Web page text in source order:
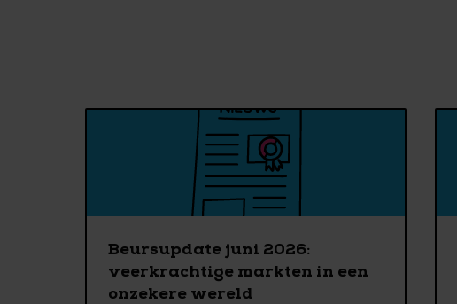
Beursupdate juni 2026:
veerkrachtige markten in een
onzekere wereld